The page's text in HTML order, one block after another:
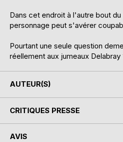
Dans cet endroit à l'autre bout
personnage peut s'avérer
Pourtant une seule question
réellement aux jumeaux Delabray
AUTEUR(S)
CRITIQUES PRESSE
AVIS